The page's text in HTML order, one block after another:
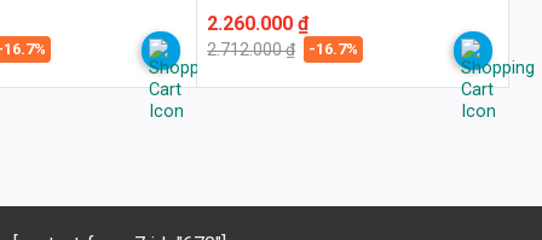
2.712.000₫
Giá
gốc
là:
2.260.000₫
Giá
hiện
tại
2.260.000 ₫.
-16.7%